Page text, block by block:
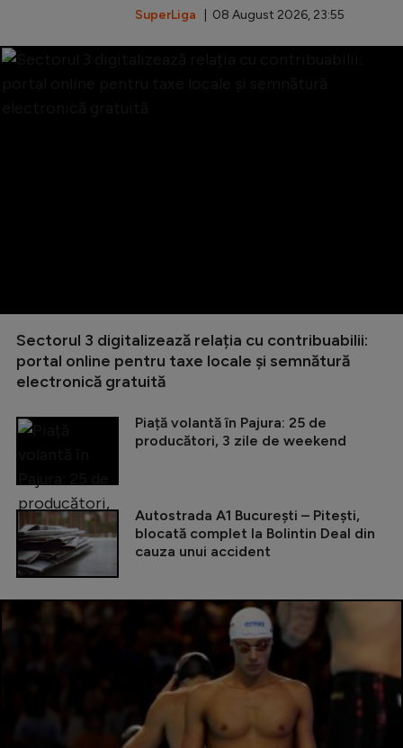
SuperLiga | 08 August 2026, 23:55
Sectorul 3 digitalizează relația cu contribuabilii:
portal online pentru taxe locale și semnătură
electronică gratuită
Piață volantă în Pajura: 25 de
producători, 3 zile de weekend
Autostrada A1 București – Pitești,
blocată complet la Bolintin Deal din
cauza unui accident